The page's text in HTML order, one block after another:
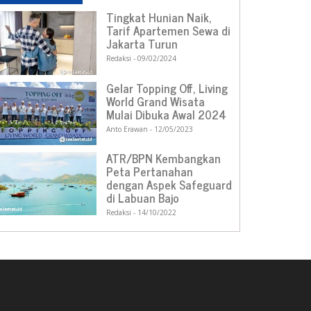
Tingkat Hunian Naik,
Tarif Apartemen Sewa di
Jakarta Turun
Redaksi 09/02/2024
Gelar Topping Off, Living
World Grand Wisata
Mulai Dibuka Awal 2024
Anto Erawan 12/05/2023
ATR/BPN Kembangkan
Peta Pertanahan
dengan Aspek Safeguard
di Labuan Bajo
Redaksi 14/10/2022